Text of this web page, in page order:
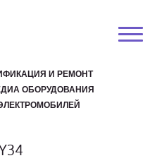
И РЕМОНТ
ОБОРУДОВАНИЯ